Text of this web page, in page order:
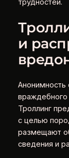
трудностей.
и
враждебного
Троллинг
с целью
размещают
сведения и